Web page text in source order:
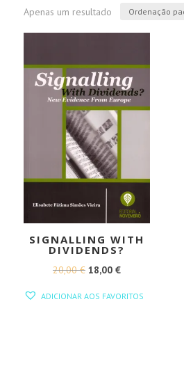
Apenas um resultado
SIGNALLING WITH
DIVIDENDS?
20,00€ O
18,00 €O
ADICIONAR AOS FAVORITOS